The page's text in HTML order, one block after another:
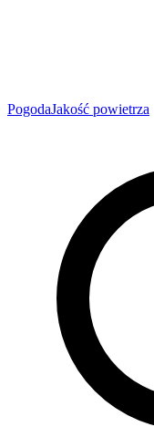
PogodaJakość powietrza